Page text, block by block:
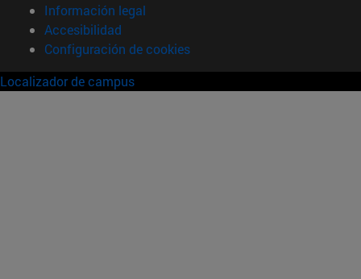
Información legal
Accesibilidad
Configuración de cookies
Localizador de campus